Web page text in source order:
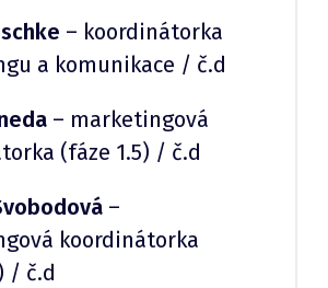
– koordinátorka
a komunikace / č.d
– marketingová
(fáze 1.5) / č.d
–
koordinátorka
/ č.d